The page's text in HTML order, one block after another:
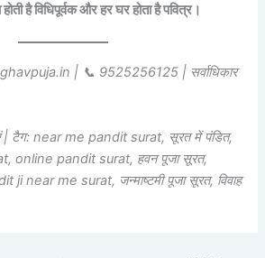
है विधिपूर्वक और हर घर होता है पवित्र।
| 📞 9525256125 | सर्वाधिकार
| टैग: near me pandit surat, सूरत में पंडित,
online pandit surat, हवन पूजा सूरत,
ji near me surat, जन्माष्टमी पूजा सूरत, विवाह